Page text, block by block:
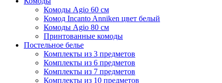
Комоды Agio 60 см
Комод Incanto Anniken цвет белый
Комоды Agio 80 см
Принтованные комоды
Постельное белье
Комплекты из 3 предметов
Комплекты из 6 предметов
Комплекты из 7 предметов
Комплекты из 10 предметов